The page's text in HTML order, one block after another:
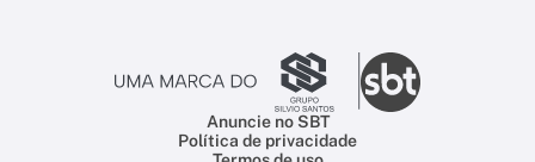
Anuncie no SBT
Política de privacidade